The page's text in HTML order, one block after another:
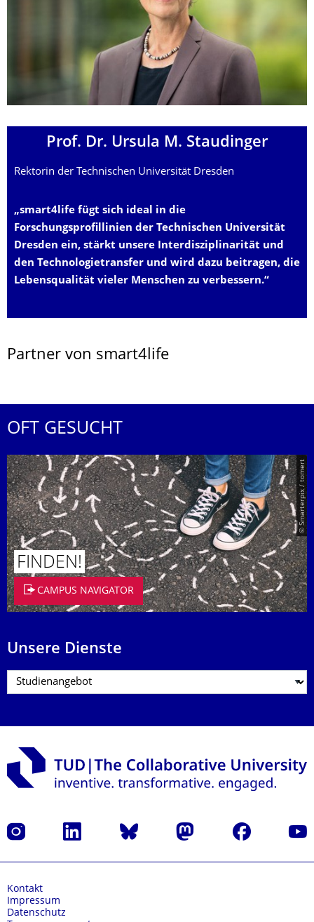
Prof. Dr. Ursula M. Staudinger
Rektorin der Technischen Universität Dresden
„smart4life fügt sich ideal in die
Forschungsprofillinien der Technischen Universität
Dresden ein, stärkt unsere Interdisziplinarität und
den Technologietransfer und wird dazu beitragen, die
Lebensqualität vieler Menschen zu verbessern.“
Partner von smart4life
OFT GESUCHT
© Smarterpix / tomert
FINDEN!
CAMPUS NAVIGATOR
Unsere Dienste
Instagram LinkedIn Bluesky Mastodon Facebook
Kontakt
Impressum
Datenschutz